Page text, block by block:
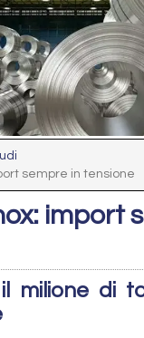
sempre in tensione
import
milione di